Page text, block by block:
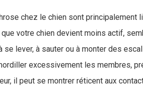
chez le chien sont principalement
votre chien devient moins actif,
lever, à sauter ou à monter des
excessivement les membres,
il peut se montrer réticent aux